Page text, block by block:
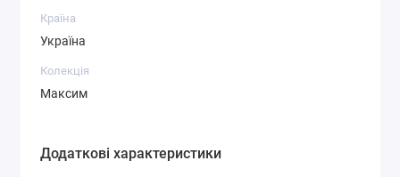
Країна
Україна
Колекція
Максим
Додаткові характеристики